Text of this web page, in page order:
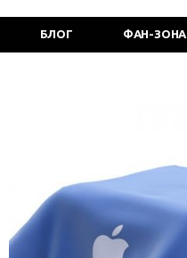
БЛОГ ФАН-ЗОНА